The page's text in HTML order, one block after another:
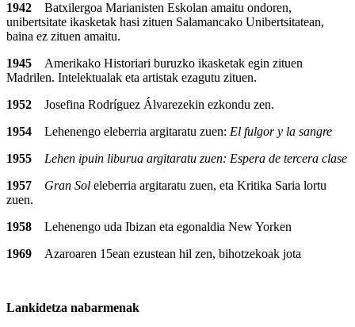
1942 Batxilergoa Marianisten Eskolan amaitu ondoren,
unibertsitate ikasketak hasi zituen Salamancako Unibertsitatean,
baina ez zituen amaitu.
1945 Amerikako Historiari buruzko ikasketak egin zituen
Madrilen. Intelektualak eta artistak ezagutu zituen.
1952 Josefina Rodríguez Álvarezekin ezkondu zen.
1954
Lehenengo eleberria argitaratu zuen: El fulgor y la sangre
1955
Lehen ipuin liburua argitaratu zuen: Espera de tercera clase
1957
Gran Sol eleberria argitaratu zuen, eta Kritika Saria lortu
zuen.
1958 Lehenengo uda Ibizan eta egonaldia New Yorken
1969 Azaroaren 15ean ezustean hil zen, bihotzekoak jota
Lankidetza nabarmenak